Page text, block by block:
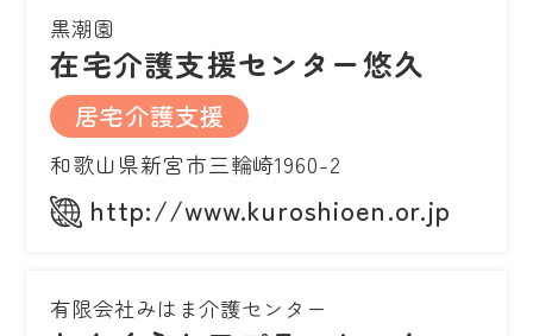
黒潮園
在宅介護支援センター悠久
居宅介護支援
和歌山県新宮市三輪崎1960-2
http://www.kuroshioen.or.jp
有限会社みはま介護センター